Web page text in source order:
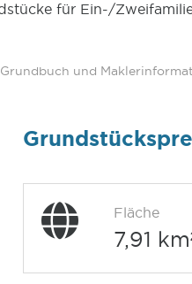
für Ein-/
und
Fläche
7,91